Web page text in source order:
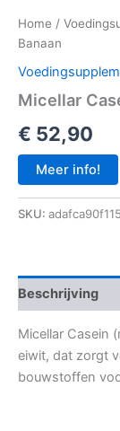
Home /
Banaan
Micellar
€ 52,90
Meer info!
SKU: adafca90f115
Beschrijving
Micellar Casein
eiwit, dat zorgt
bouwstoffen